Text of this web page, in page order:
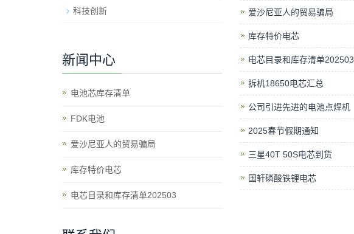
爱沙尼亚人的贸易骗局
库存特价电芯
电芯目录和库存清单202503
拆机18650电芯汇总
公司引进先进的电池点焊机
2025春节假期通知
三星40T 50S电芯到货
国轩磷酸铁锂电芯
科技创新
新闻中心
电池芯库存清单
​FDK电池
爱沙尼亚人的贸易骗局
库存特价电芯
电芯目录和库存清单202503